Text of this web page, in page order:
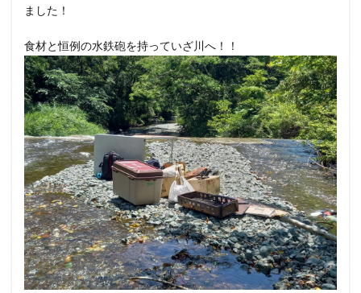
ました！
食材と恒例の水鉄砲を持っていざ川へ！！